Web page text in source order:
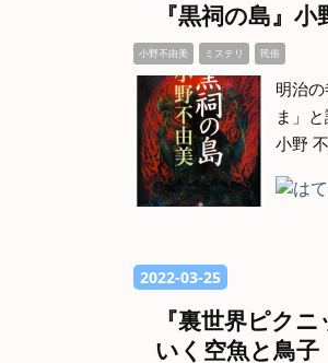
『黒祠の島』
小野不由美 ミステリ 民俗
明治
ま」
小野
2022-03-25
『裏世界ピク
いく空魚と鳥子